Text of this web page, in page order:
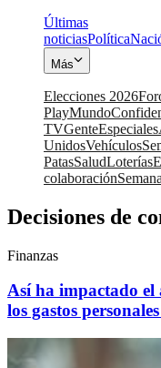
Últimas
noticiasPolítica
Más
Elecciones 2026
PlayMundo
TVGenteEspeciales
UnidosVehículos
PatasSaludLoterías
colaboración
Decisiones de
Finanzas
Así ha impactado el
los gastos